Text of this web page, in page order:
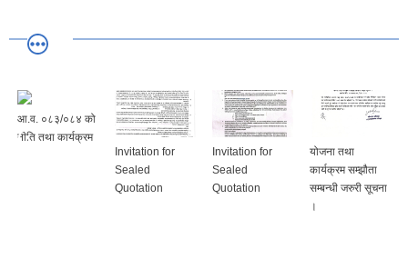
आ.व. ०८३/०८४ को
नीति तथा कार्यक्रम
Invitation for
Sealed
Quotation
Invitation for
Sealed
Quotation
योजना तथा
कार्यक्रम सम्झौता
सम्बन्धी जरुरी सूचना
।